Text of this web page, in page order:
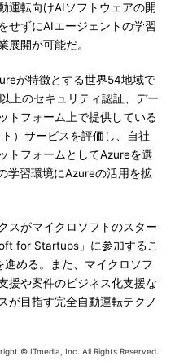
運転向けAIソフトウェアの開
せずにAIエージェントの学習
展開が可能だ。
が特徴とする世界54地域で
上のセキュリティ認証、デー
トフォーム上で提供している
）サービスを評価し、自社
トフォームとしてAzureを選
学習環境にAzureの活用を拡
スがマイクロソフトのスター
for Startups」に参加するこ
める。また、マイクロソフ
援や案件のビジネス化支援な
が目指す完全自動運転テクノ
© ITmedia, Inc. All Rights Reserved.